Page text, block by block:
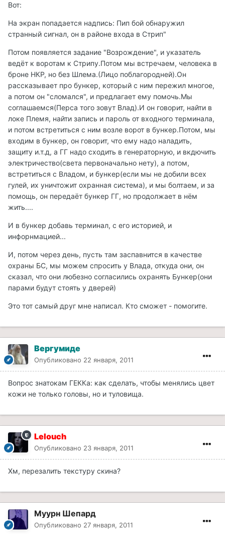
Вот:
На экран попадается надпись: Пип бой обнаружил
странный сигнал, он в районе входа в Стрип"
Потом появляется задание "Возрождение", и указатель
ведёт к воротам к Стрипу.Потом мы встречаем, человека в
броне НКР, но без Шлема.(Лицо поблагородней).Он
рассказывает про бункер, который с ним пережил многое,
а потом он "сломался", и предлагает ему помочь.Мы
соглашаемся(Перса того зовут Влад).И он говорит, найти в
локе Племя, найти запись и пароль от входного терминала,
и потом встретиться с ним возле ворот в бункер.Потом, мы
входим в бункер, он говорит, что ему надо наладить,
защиту и.т.д, а ГГ надо сходить в генераторную, и вкдючить
электричество(света первоначально нету), а потом,
встретиться с Владом, и бункер(если мы не добили всех
гулей, их уничтожит охранная система), и мы болтаем, и за
помощь, он передаёт бункер ГГ, но продолжает в нём
жить....
И в бункер добавь терминал, с его историей, и
инфорнмацией...
И, потом через день, пусть там заспавнится в качестве
охраны БС, мы можем спросить у Влада, откуда они, он
сказал, что они любезно согласились охранять Бункер(они
парами будут стоять у дверей)
Это тот самый друг мне написал. Кто сможет - помогите.
Вергумиде
Опубликовано 22 января, 2011
Вопрос знатокам ГЕККа: как сделать, чтобы менялись цвет
кожи не только головы, но и туловища.
Lelouch
Опубликовано 23 января, 2011
Хм, перезалить текстуру скина?
Муурн Шепард
Опубликовано 27 января, 2011